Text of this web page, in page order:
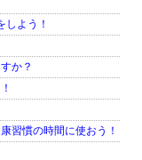
よう！
か？
習慣の時間に使おう！